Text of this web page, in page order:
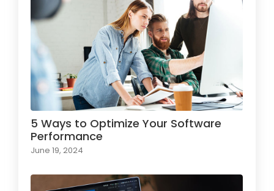
5 Ways to Optimize Your Software
Performance
June 19, 2024